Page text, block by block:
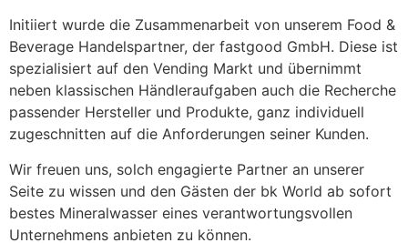
Initiiert wurde die Zusammenarbeit von unserem Food &
Beverage Handelspartner, der fastgood GmbH. Diese ist
spezialisiert auf den Vending Markt und übernimmt
neben klassischen Händleraufgaben auch die Recherche
passender Hersteller und Produkte, ganz individuell
zugeschnitten auf die Anforderungen seiner Kunden.
Wir freuen uns, solch engagierte Partner an unserer
Seite zu wissen und den Gästen der bk World ab sofort
bestes Mineralwasser eines verantwortungsvollen
Unternehmens anbieten zu können.